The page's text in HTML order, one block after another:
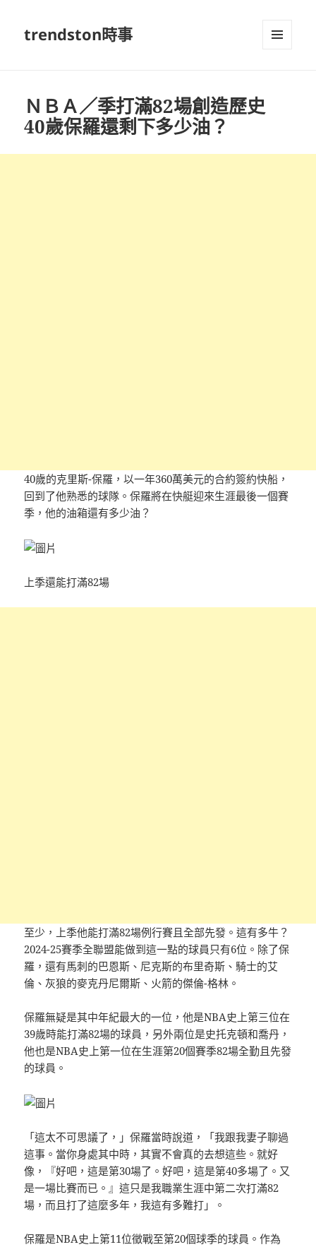
trendston時事
ＮＢＡ／季打滿82場創造歷史
40歲保羅還剩下多少油？
40歲的克里斯-保羅，以一年360萬美元的合約簽約快船，
回到了他熟悉的球隊。保羅將在快艇迎來生涯最後一個賽
季，他的油箱還有多少油？
上季還能打滿82場
至少，上季他能打滿82場例行賽且全部先發。這有多牛？
2024-25賽季全聯盟能做到這一點的球員只有6位。除了保
羅，還有馬刺的巴恩斯、尼克斯的布里奇斯、騎士的艾
倫、灰狼的麥克丹尼爾斯、火箭的傑倫-格林。
保羅無疑是其中年紀最大的一位，他是NBA史上第三位在
39歲時能打滿82場的球員，另外兩位是史托克頓和喬丹，
他也是NBA史上第一位在生涯第20個賽季82場全勤且先發
的球員。
「這太不可思議了，」保羅當時說道，「我跟我妻子聊過
這事。當你身處其中時，其實不會真的去想這些。就好
像，『好吧，這是第30場了。好吧，這是第40多場了。又
是一場比賽而已。』這只是我職業生涯中第二次打滿82
場，而且打了這麼多年，我這有多難打」。
保羅是NBA史上第11位徵戰至第20個球季的球員。作為